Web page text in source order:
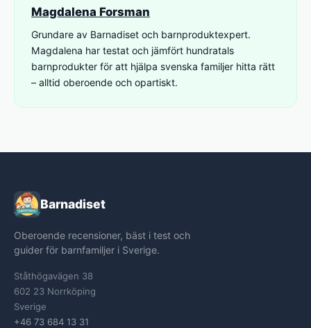
Magdalena Forsman
Grundare av Barnadiset och barnproduktexpert.
Magdalena har testat och jämfört hundratals
barnprodukter för att hjälpa svenska familjer hitta rätt
– alltid oberoende och opartiskt.
Barnadiset
Oberoende recensioner, bäst i test och
guider för barnfamiljer i Sverige.
Ståthögavägen 38
602 23 Norrköping
Sverige
+46 73 684 13 31